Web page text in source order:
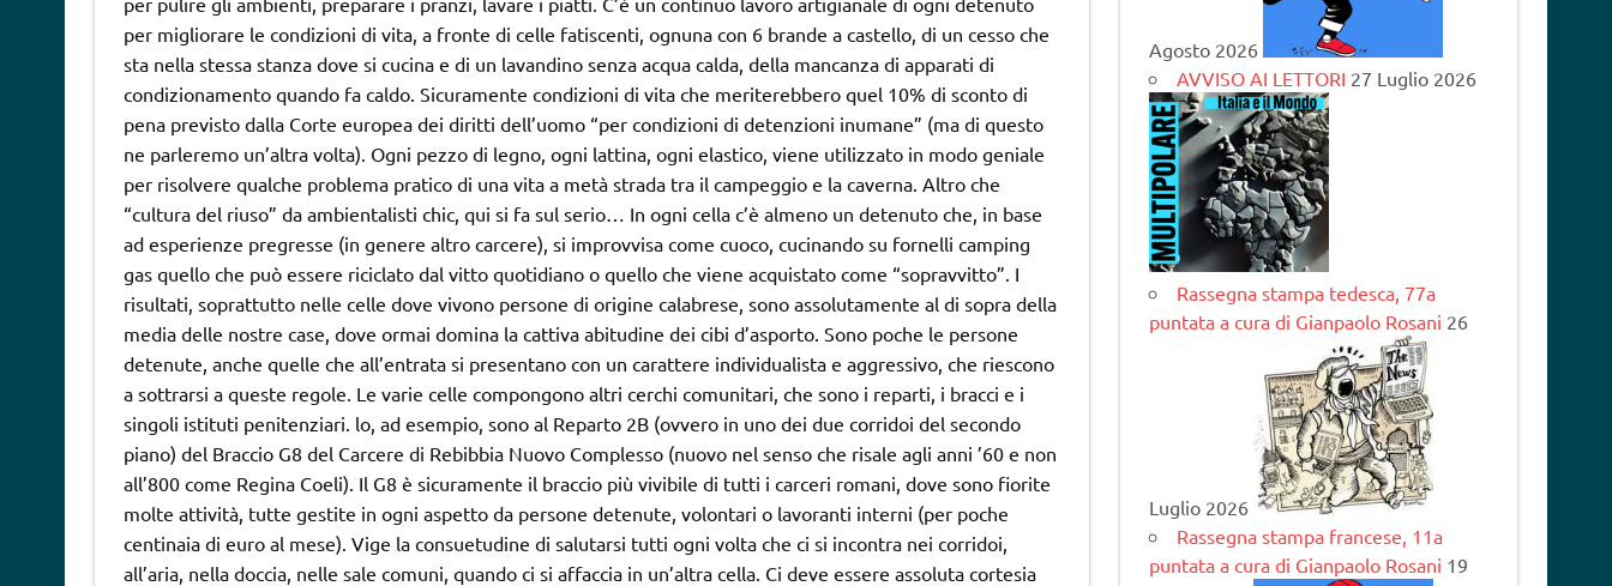
per migliorare le condizioni di vita, a fronte di celle fatiscenti, ognuna con 6 brande a castello, di un cesso che
sta nella stessa stanza dove si cucina e di un lavandino senza acqua calda, della mancanza di apparati di
condizionamento quando fa caldo. Sicuramente condizioni di vita che meriterebbero quel 10% di sconto di
pena previsto dalla Corte europea dei diritti dell’uomo “per condizioni di detenzioni inumane” (ma di questo
ne parleremo un’altra volta). Ogni pezzo di legno, ogni lattina, ogni elastico, viene utilizzato in modo geniale
per risolvere qualche problema pratico di una vita a metà strada tra il campeggio e la caverna. Altro che
“cultura del riuso” da ambientalisti chic, qui si fa sul serio… In ogni cella c’è almeno un detenuto che, in base
ad esperienze pregresse (in genere altro carcere), si improvvisa come cuoco, cucinando su fornelli camping
gas quello che può essere riciclato dal vitto quotidiano o quello che viene acquistato come “sopravvitto”. I
risultati, soprattutto nelle celle dove vivono persone di origine calabrese, sono assolutamente al di sopra della
media delle nostre case, dove ormai domina la cattiva abitudine dei cibi d’asporto. Sono poche le persone
detenute, anche quelle che all’entrata si presentano con un carattere individualista e aggressivo, che riescono
a sottrarsi a queste regole. Le varie celle compongono altri cerchi comunitari, che sono i reparti, i bracci e i
singoli istituti penitenziari. lo, ad esempio, sono al Reparto 2B (ovvero in uno dei due corridoi del secondo
piano) del Braccio G8 del Carcere di Rebibbia Nuovo Complesso (nuovo nel senso che risale agli anni ’60 e non
all’800 come Regina Coeli). Il G8 è sicuramente il braccio più vivibile di tutti i carceri romani, dove sono fiorite
molte attività, tutte gestite in ogni aspetto da persone detenute, volontari o lavoranti interni (per poche
centinaia di euro al mese). Vige la consuetudine di salutarsi tutti ogni volta che ci si incontra nei corridoi,
all’aria, nella doccia, nelle sale comuni, quando ci si affaccia in un’altra cella. Ci deve essere assoluta cortesia
Agosto 2026
AVVISO AI LETTORI 27 Luglio 2026
Rassegna stampa tedesca, 77a
puntata a cura di Gianpaolo Rosani 26
Luglio 2026
Rassegna stampa francese, 11a
puntata a cura di Gianpaolo Rosani 19